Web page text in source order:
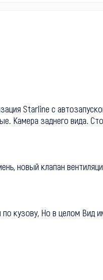
Starline с
Камера заднего вида.
новый клапан
кузову, Но в целом Вид